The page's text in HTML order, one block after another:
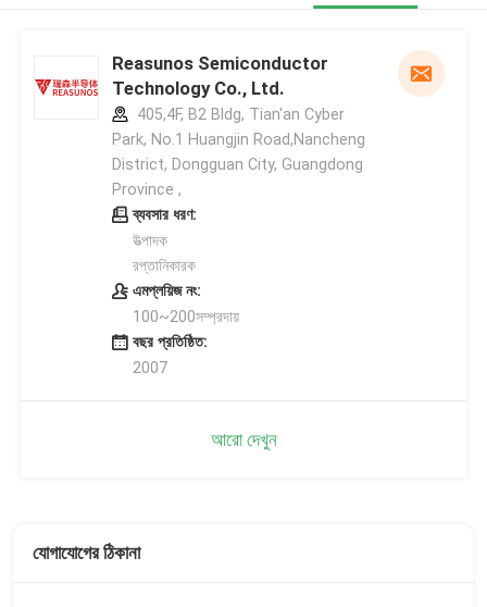
Reasunos Semiconductor
Technology Co., Ltd.
405,4F, B2 Bldg, Tian'an Cyber
Park, No.1 Huangjin Road,Nancheng
District, Dongguan City, Guangdong
Province ,
ব্যবসার ধরণ:
উত্পাদক
রপ্তানিকারক
এমপ্লয়িজ নং:
100~200সম্প্রদায়
বছর প্রতিষ্ঠিত:
2007
আরো দেখুন
যোগাযোগের ঠিকানা